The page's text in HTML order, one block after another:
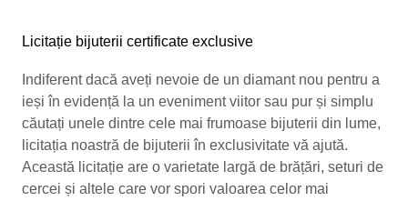
Licitație bijuterii certificate exclusive
Indiferent dacă aveți nevoie de un diamant nou pentru a
ieși în evidență la un eveniment viitor sau pur și simplu
căutați unele dintre cele mai frumoase bijuterii din lume,
licitația noastră de bijuterii în exclusivitate vă ajută.
Această licitație are o varietate largă de brățări, seturi de
cercei și altele care vor spori valoarea celor mai